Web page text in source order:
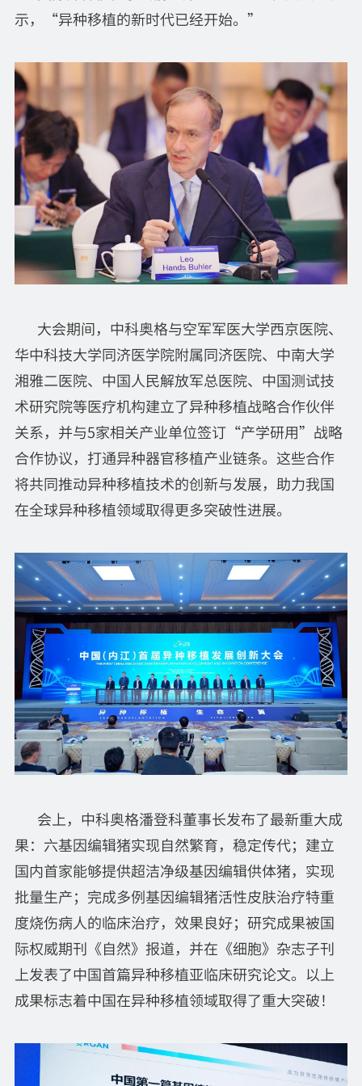
示，“异种移植的新时代已经开始。”
大会期间，中科奥格与空军军医大学西京医院、
华中科技大学同济医学院附属同济医院、中南大学
湘雅二医院、中国人民解放军总医院、中国测试技
术研究院等医疗机构建立了异种移植战略合作伙伴
关系，并与5家相关产业单位签订“产学研用”战略
合作协议，打通异种器官移植产业链条。这些合作
将共同推动异种移植技术的创新与发展，助力我国
在全球异种移植领域取得更多突破性进展。
会上，中科奥格潘登科董事长发布了最新重大成
果：六基因编辑猪实现自然繁育，稳定传代；建立
国内首家能够提供超洁净级基因编辑供体猪，实现
批量生产；完成多例基因编辑猪活性皮肤治疗特重
度烧伤病人的临床治疗，效果良好；研究成果被国
际权威期刊《自然》报道，并在《细胞》杂志子刊
上发表了中国首篇异种移植亚临床研究论文。以上
成果标志着中国在异种移植领域取得了重大突破！